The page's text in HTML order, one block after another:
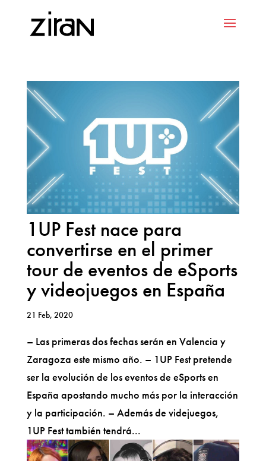
1UP Fest nace para
convertirse en el primer
tour de eventos de eSports
y videojuegos en España
21 Feb, 2020
– Las primeras dos fechas serán en Valencia y
Zaragoza este mismo año. – 1UP Fest pretende
ser la evolución de los eventos de eSports en
España apostando mucho más por la interacción
y la participación. – Además de videjuegos,
1UP Fest también tendrá...